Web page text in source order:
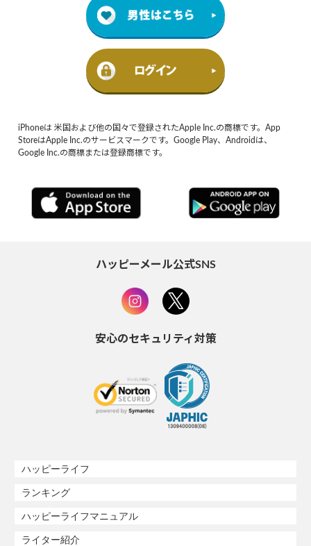
iPhoneは 米国および他の国々で登録されたApple Inc.の商標です。App
StoreはApple Inc.のサービスマークです。Google Play、Androidは、
Google Inc.の商標または登録商標です。
ハッピーメール公式SNS
安心のセキュリティ対策
ハッピーライフ
ランキング
ハッピーライフマニュアル
ライター紹介